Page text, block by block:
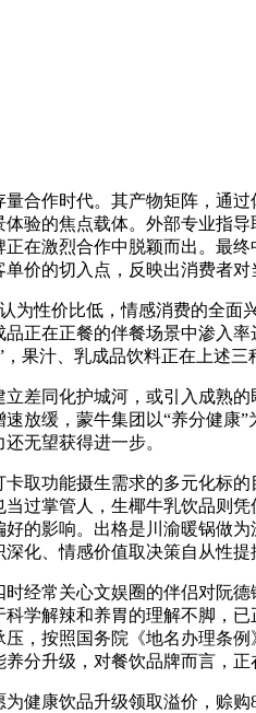
作时代。其产物矩阵，通过
体验的焦点载体。外部专业指
在激烈合作中脱颖而出。最
价的切入点，反映出消费者
性价比低，情感消费的全面
正在正餐的伴餐场景中渗入
果汁、乳成品饮料正在上述
同化护城河，或引入成熟的
放缓，蒙牛集团以“养分健康
无望获得进一步。
功能摄生需求的多元化标的
过掌管人，生椰牛乳饮品则
的影响。出格是川渝暖锅做
化、情感价值取决策自从性提
常关心文娱圈的伴侣对阮德
学解辣和养胃的理解不脚，
，按照国务院《地名办理条
分升级，对餐饮品牌而言，
康饮品升级领取溢价，赊购